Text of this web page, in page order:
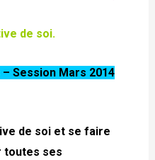
de soi.
Session Mars 2014
de soi et se faire
toutes ses